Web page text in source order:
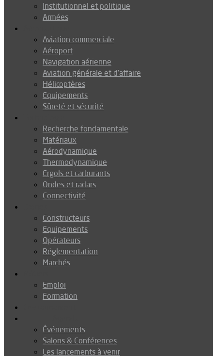
Institutionnel et politique
Armées
Aviation commerciale
Aéroport
Navigation aérienne
Aviation générale et d’affaire
Hélicoptères
Equipements
Sûreté et sécurité
Recherche fondamentale
Matériaux
Aérodynamique
Thermodynamique
Ergols et carburants
Ondes et radars
Connectivité
Constructeurs
Equipements
Opérateurs
Réglementation
Marchés
Emploi
Formation
Événements
Salons & Conférences
Les lancements à venir